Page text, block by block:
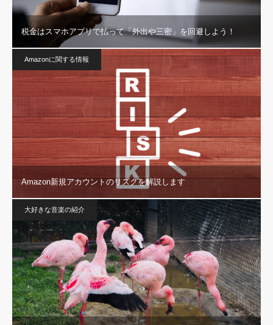
税金はスマホアプリで払って「外出や三密」を回避しよう！
Amazonに関する情報
Amazon新規アカウントのリスクを解説します
大好きな音楽の紹介